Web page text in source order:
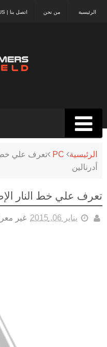
اتصل بنا | CONTACT US من نحن الرئيسية
الرئيسية PC
تعرف علي خط
أدرنالين
تعرف علي خط النار
غير يناير 06, 2015